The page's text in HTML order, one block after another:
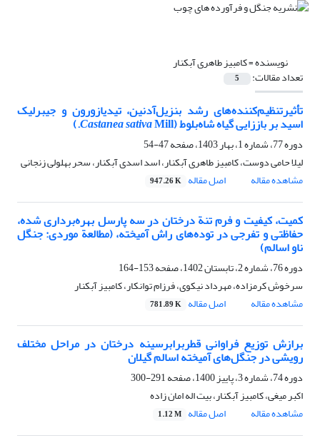
نویسنده =کامبیز طاهری آبکنار
تعداد مقالات: 5
تأثیرتنظیم‌کننده‌های رشد بنزیل‌آدنین، تیدیازورون و جیبرلیک
اسید بر باززایی گیاه شاه‌بلوط ( Castanea sativaMill.)
دوره 77، شماره 1، بهار 1403، صفحه
47-54
لیلا حامی دوست، کامبیز طاهری آبکنار، اسد اسدی آبکنار، سحر بهلولی زنجانی
مشاهده مقاله
اصل مقاله 947.26 K
کمیت، کیفیت و فرم تنة درختان در سه پارسل بهره‌برداری شده،
حفاظتی و تفرجی در توده‌های راش آمیخته، (مطالعة موردی: جنگل
ناو اسالم)
دوره 76، شماره 2، تابستان 1402، صفحه
153-164
سرخوش کرمزاده، مهرداد نیکوی، فرزام توانکار، کامبیز آبکنار
مشاهده مقاله
اصل مقاله 781.89 K
برازش توزیع فراوانی قطربرابرسینه درختان در مراحل مختلف
رویشی در جنگل‌های آمیخته اسالم گیلان
دوره 74، شماره 3، پاییز 1400، صفحه
291-300
اکبر میغی، کامبیز آبکنار، بیت اله امان زاده
مشاهده مقاله
اصل مقاله 1.12 M